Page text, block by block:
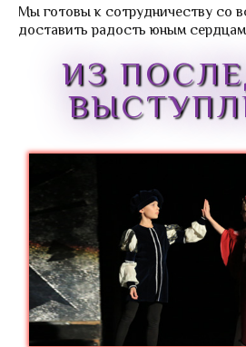
Мы готовы к сотрудничеству со
доставить радость юным
ИЗ